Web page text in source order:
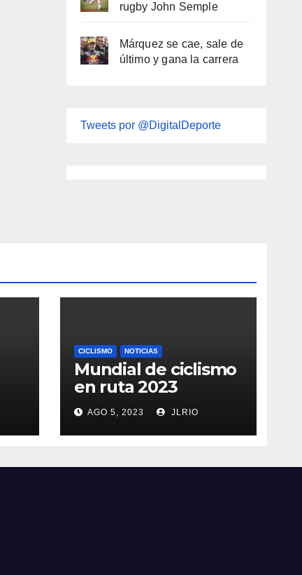
rugby John Semple
Márquez se cae, sale de
último y gana la carrera
Tweets por @DigitalDeporte
CICLISMO NOTICIAS
Mundial de ciclismo
en ruta 2023
AGO 5, 2023 JLRIO